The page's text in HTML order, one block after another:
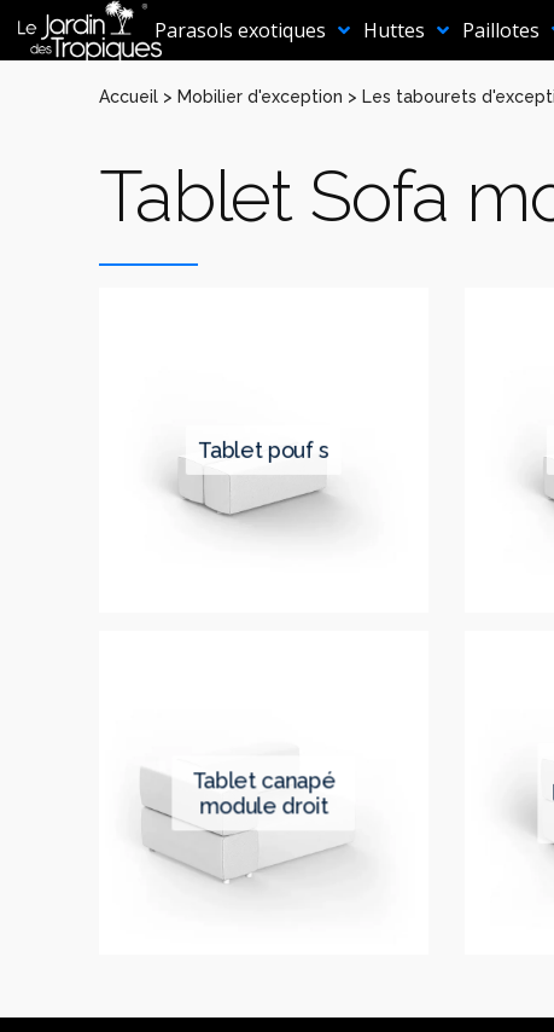
Aller
au
contenu
Parasols exotiques Huttes Paillotes
Accueil > Mobilier d'exception > Les tabourets
Tablet Sofa
tablet pouf s
tablet canapé
module droit